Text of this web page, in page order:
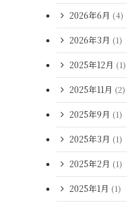
2026年6月 (4)
2026年3月 (1)
2025年12月 (1)
2025年11月 (2)
2025年9月 (1)
2025年3月 (1)
2025年2月 (1)
2025年1月 (1)